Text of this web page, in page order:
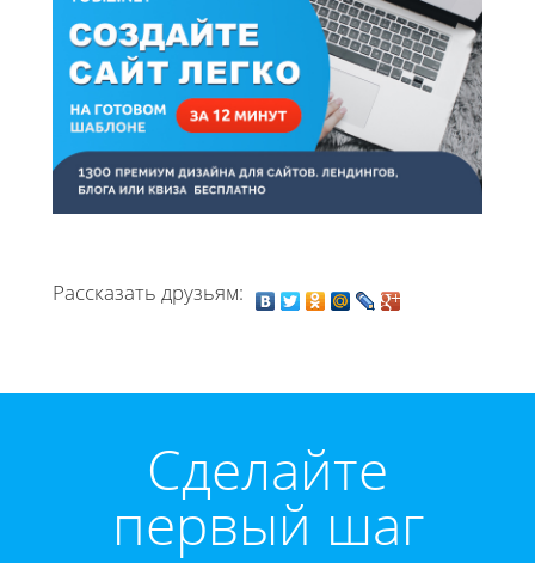
Рассказать друзьям:
Cделайте
первый шаг